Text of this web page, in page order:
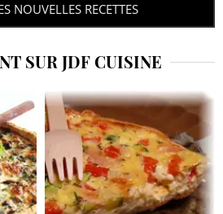
NOUVELLES RECETTES
SUR JDF CUISINE